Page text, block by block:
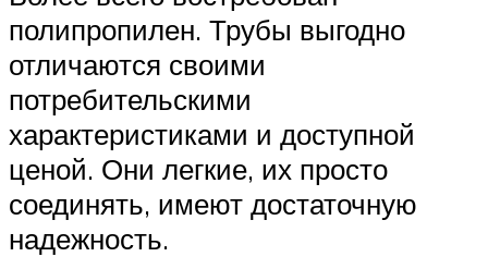
полипропилен. Трубы выгодно
отличаются своими
потребительскими
характеристиками и доступной
ценой. Они легкие, их просто
соединять, имеют достаточную
надежность.